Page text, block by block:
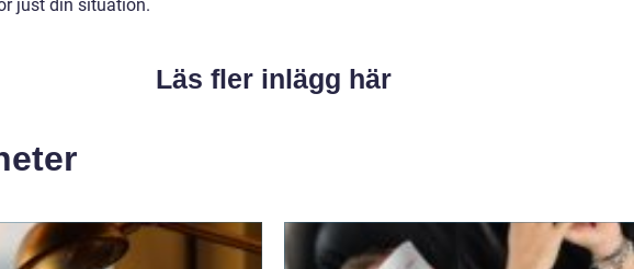
just din situation.
Läs fler inlägg här